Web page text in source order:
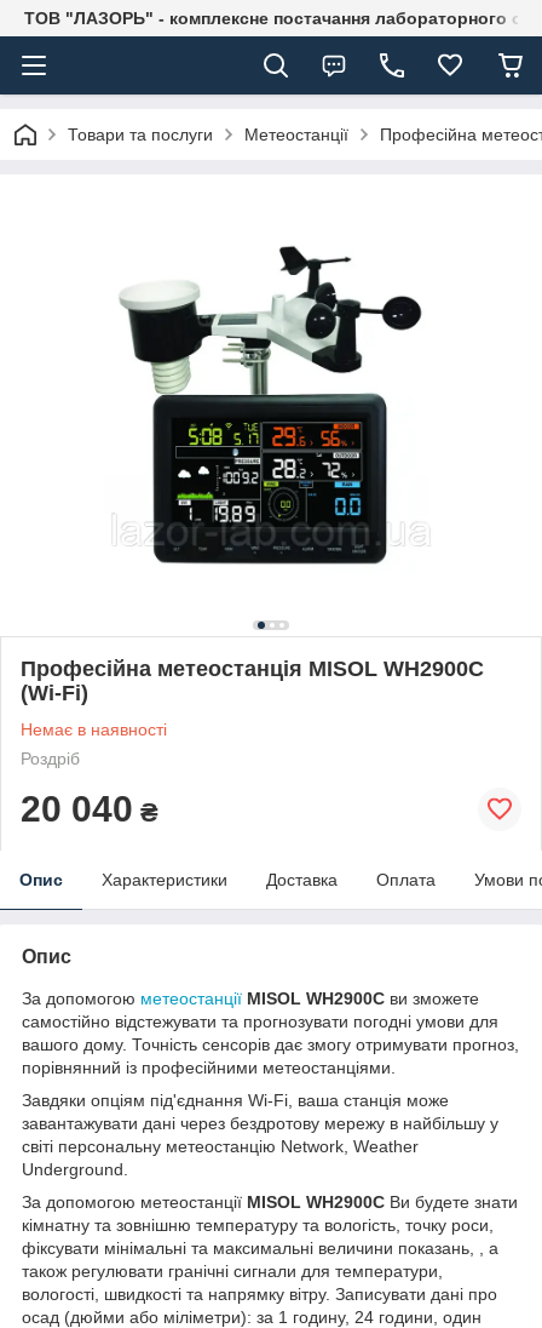
ТОВ "ЛАЗОРЬ" - комплексне постачання лабораторного
Товари та послуги Метеостанції Професійна
Професійна метеостанція MISOL WH2900C
(Wi-Fi)
Немає в наявності
Роздріб
20 040 ₴
Опис Характеристики Доставка Оплата Умови
Опис
За допомогою метеостанції MISOL WH2900C ви зможете
самостійно відстежувати та прогнозувати погодні умови для
вашого дому. Точність сенсорів дає змогу отримувати прогноз,
порівнянний із професійними метеостанціями.
Завдяки опціям під'єднання Wi-Fi, ваша станція може
завантажувати дані через бездротову мережу в найбільшу у
світі персональну метеостанцію Network, Weather
Underground.
За допомогою метеостанції MISOL WH2900C Ви будете знати
кімнатну та зовнішню температуру та вологість, точку роси,
фіксувати мінімальні та максимальні величини показань, , а
також регулювати гранічні сигнали для температури,
вологості, швидкості та напрямку вітру. Записувати дані про
осад (дюйми або міліметри): за 1 годину, 24 години, один